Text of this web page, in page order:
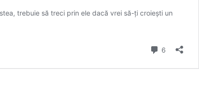
trebuie să treci prin ele dacă vrei să-ți croiești un
6 Comments